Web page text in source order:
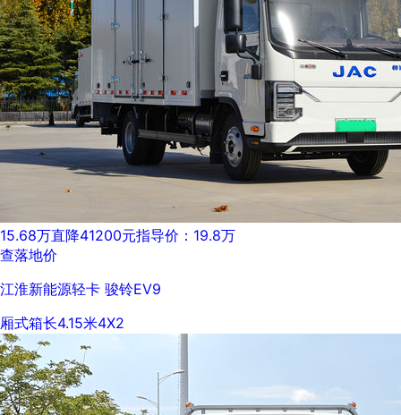
15.68万直降41200元指导价：19.8万
查落地价
江淮新能源轻卡 骏铃EV9
厢式箱长4.15米4X2